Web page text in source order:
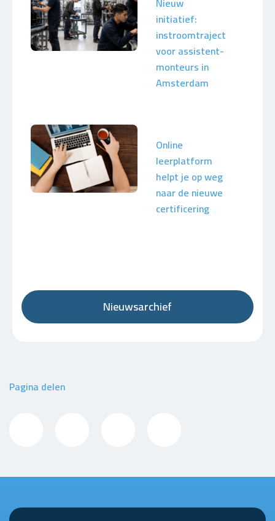
initiatief:
instroomtraject
voor assistent-
monteurs in
Amsterdam
Online
leerplatform
helpt je op weg
naar de nieuwe
certificering
Nieuwsarchief
Pagina delen